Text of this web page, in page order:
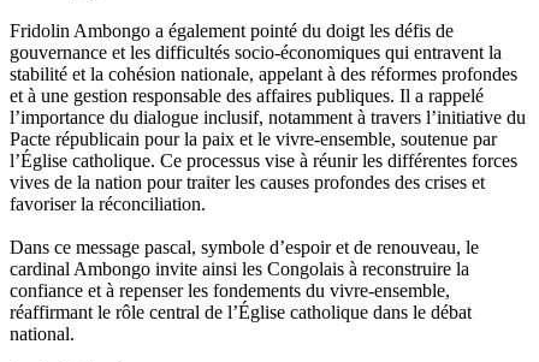
Fridolin Ambongo a également pointé du doigt les défis de
gouvernance et les difficultés socio-économiques qui entravent la
stabilité et la cohésion nationale, appelant à des réformes profondes
et à une gestion responsable des affaires publiques. Il a rappelé
l’importance du dialogue inclusif, notamment à travers l’initiative du
Pacte républicain pour la paix et le vivre-ensemble, soutenue par
l’Église catholique. Ce processus vise à réunir les différentes forces
vives de la nation pour traiter les causes profondes des crises et
favoriser la réconciliation.
Dans ce message pascal, symbole d’espoir et de renouveau, le
cardinal Ambongo invite ainsi les Congolais à reconstruire la
confiance et à repenser les fondements du vivre-ensemble,
réaffirmant le rôle central de l’Église catholique dans le débat
national.